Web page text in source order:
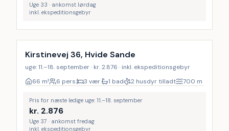
Uge 33 · ankomst lørdag
inkl. ekspeditionsgebyr
Kirstinevej 36, Hvide Sande
uge: 11.–18. september · kr. 2.876 · inkl. ekspeditionsgebyr
66 m² 6 pers. 3 vær. 1 bad 2 husdyr tilladt 700 m
Pris for næste ledige uge: 11.–18. september
kr. 2.876
Uge 37 · ankomst fredag
inkl. ekspeditionsgebyr